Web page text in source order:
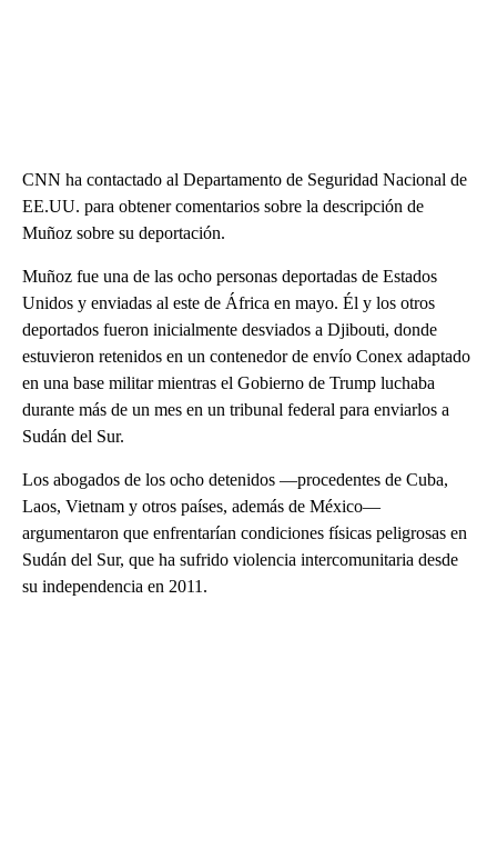
CNN ha contactado al Departamento de Seguridad Nacional de
EE.UU. para obtener comentarios sobre la descripción de
Muñoz sobre su deportación.
Muñoz fue una de las ocho personas deportadas de Estados
Unidos y enviadas al este de África en mayo. Él y los otros
deportados fueron inicialmente desviados a Djibouti, donde
estuvieron retenidos en un contenedor de envío Conex adaptado
en una base militar mientras el Gobierno de Trump luchaba
durante más de un mes en un tribunal federal para enviarlos a
Sudán del Sur.
Los abogados de los ocho detenidos —procedentes de Cuba,
Laos, Vietnam y otros países, además de México—
argumentaron que enfrentarían condiciones físicas peligrosas en
Sudán del Sur, que ha sufrido violencia intercomunitaria desde
su independencia en 2011.